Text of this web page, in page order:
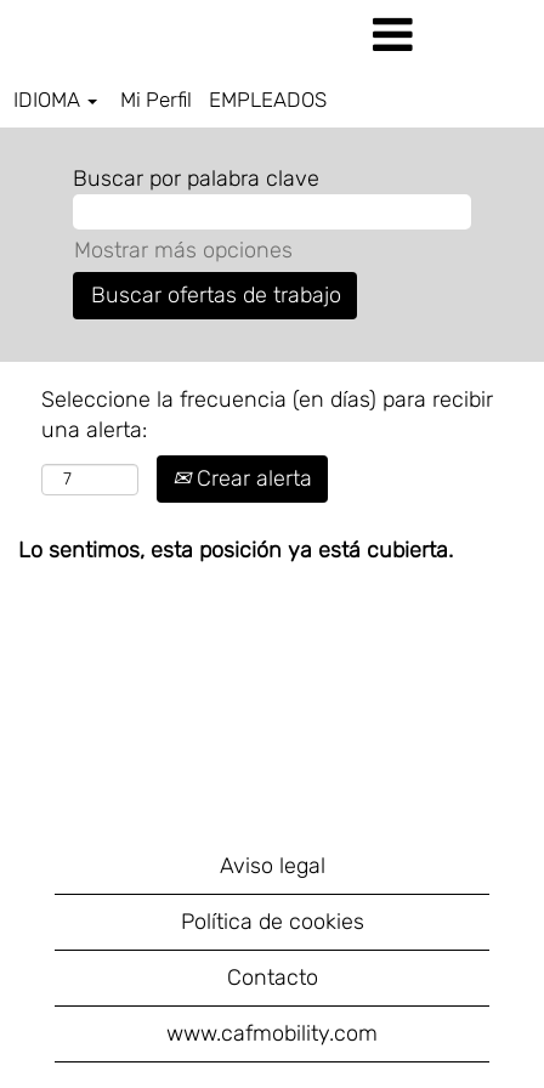
IDIOMA Mi Perfil EMPLEADOS
Buscar por palabra clave
Mostrar más opciones
Seleccione la frecuencia (en días) para recibir
una alerta:
Crear alerta
Lo sentimos, esta posición ya está cubierta.
Aviso legal
Política de cookies
Contacto
www.cafmobility.com